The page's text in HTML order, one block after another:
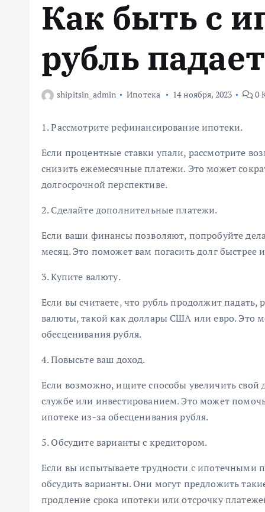
Как быть с
рубль падает
shipitsin_admin Ипотека 14 ноября, 2023 0
1. Рассмотрите рефинансирование ипотеки.
Если процентные ставки упали, рассмотрите
снизить ежемесячные платежи. Это может
долгосрочной перспективе.
2. Сделайте дополнительные платежи.
Если ваши финансы позволяют, попробуйте
месяц. Это поможет вам погасить долг
3. Купите валюту.
Если вы считаете, что рубль продолжит
валюты, такой как доллары США или евро. Это
обесценивания рубля.
4. Повысьте ваш доход.
Если возможно, ищите способы увеличить
службе или инвестированием. Это может
ипотеке из-за обесценивания рубля.
5. Обсудите варианты с кредитором.
Если вы испытываете трудности с ипотечными
обсудить варианты. Они могут предложить
продление срока ипотеки или отсрочку